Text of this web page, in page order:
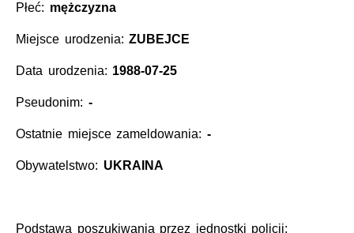
Płeć: mężczyzna
Miejsce urodzenia:ZUBEJCE
Data urodzenia: 1988-07-25
Pseudonim: -
Ostatnie miejsce zameldowania: -
Obywatelstwo: UKRAINA
Podstawa poszukiwania przez jednostki policji: